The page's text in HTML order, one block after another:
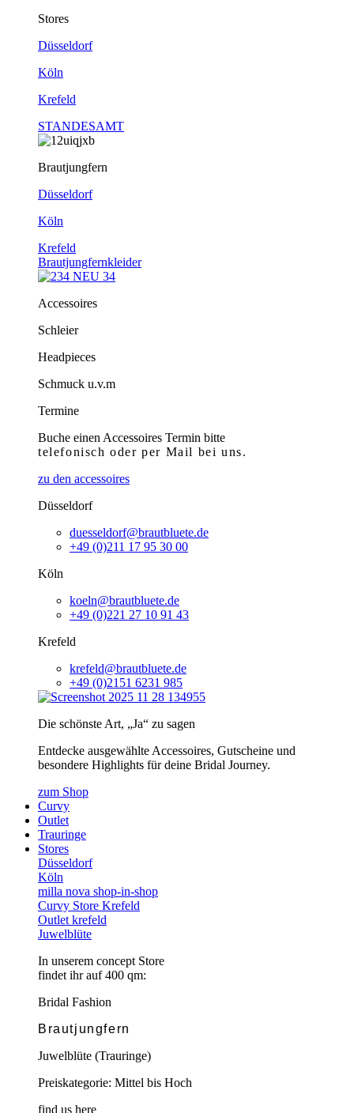
Stores
Düsseldorf
Köln
Krefeld
STANDESAMT
Brautjungfern
Düsseldorf
Köln
Krefeld
Brautjungfernkleider
Accessoires
Schleier
Headpieces
Schmuck u.v.m
Termine
Buche einen Accessoires Termin bitte
telefonischoder per Mail bei uns.
zu den accessoires
Düsseldorf
duesseldorf@brautbluete.de
+49 (0)211 17 95 30 00
Köln
koeln@brautbluete.de
+49 (0)221 27 10 91 43
Krefeld
krefeld@brautbluete.de
+49 (0)2151 6231 985
Die schönste Art, „Ja“ zu sagen
Entdecke ausgewählte Accessoires, Gutscheine und
besondere Highlights für deine Bridal Journey.
zum Shop
Curvy
Outlet
Trauringe
Stores
Düsseldorf
Köln
milla nova shop-in-shop
Curvy Store Krefeld
Outlet krefeld
Juwelblüte
In unserem concept Store
findet ihr auf 400 qm:
Bridal Fashion
Brautjungfern
Juwelblüte (Trauringe)
Preiskategorie: Mittel bis Hoch
find us here